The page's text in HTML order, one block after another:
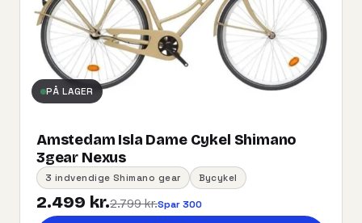
PÅ LAGER
Amstedam Isla Dame Cykel Shimano
3gear Nexus
3 indvendige Shimano gear Bycykel
2.499 kr.2.799 kr.Spar 300